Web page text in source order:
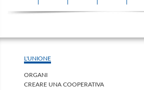
L'UNIONE
ORGANI
CREARE UNA COOPERATIVA